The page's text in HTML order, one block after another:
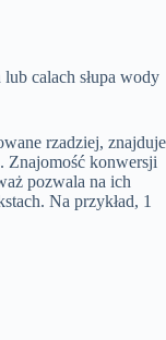
calach słupa wody
rzadziej, znajduje
Znajomość konwersji
pozwala na ich
Na przykład, 1